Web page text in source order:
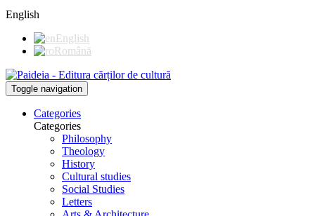
English
English
Română
Toggle navigation
Categories
Categories
Philosophy
Theology
History
Cultural studies
Social Studies
Letters